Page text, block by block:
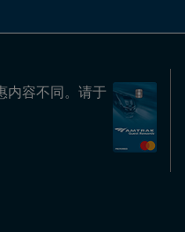
内容不同。请于